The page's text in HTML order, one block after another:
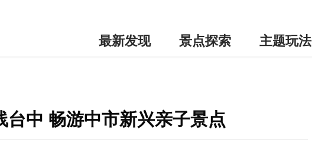
最新发现 景点探索 主题玩法
中 畅游中市新兴亲子景点